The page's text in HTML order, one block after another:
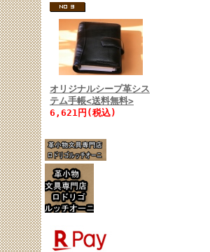
オリジナルシープ革シス
テム手帳<送料無料>
6,621円(税込)